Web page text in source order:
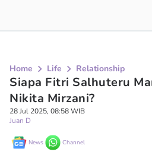
Home Life Relationship
Siapa Fitri Salhuteru
Nikita Mirzani?
28 Jul 2025, 08:58 WIB
Juan D
News Channel